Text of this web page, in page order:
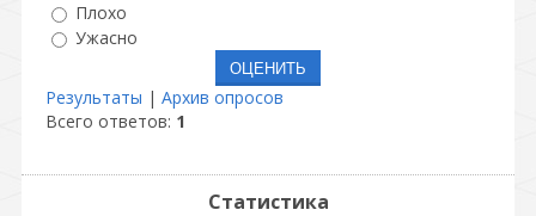
Плохо
Ужасно
Результаты | Архив опросов
Всего ответов: 1
Статистика